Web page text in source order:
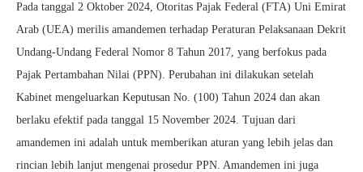
Pada tanggal 2 Oktober 2024, Otoritas Pajak Federal (FTA) Uni Emirat
Arab (UEA) merilis amandemen terhadap Peraturan Pelaksanaan Dekrit
Undang-Undang Federal Nomor 8 Tahun 2017, yang berfokus pada
Pajak Pertambahan Nilai (PPN). Perubahan ini dilakukan setelah
Kabinet mengeluarkan Keputusan No. (100) Tahun 2024 dan akan
berlaku efektif pada tanggal 15 November 2024. Tujuan dari
amandemen ini adalah untuk memberikan aturan yang lebih jelas dan
rincian lebih lanjut mengenai prosedur PPN. Amandemen ini juga